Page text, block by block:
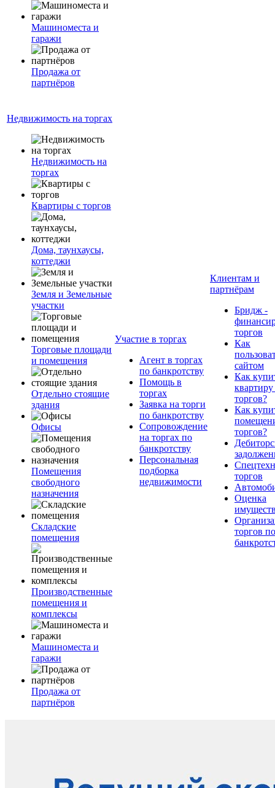
Машиноместа и
гаражи
Продажа от
партнёров
Недвижимость на торгах
Недвижимость на
торгах
Квартиры с торгов
Дома, таунхаусы,
коттеджи
Земля и Земельные
участки
Торговые площади
и помещения
Отдельно стоящие
здания
Офисы
Помещения
свободного
назначения
Складские
помещения
Производственные
помещения и
комплексы
Машиноместа и
гаражи
Продажа от
партнёров
Участие в торгах
Агент в торгах
по банкротству
Помощь в
торгах
Заявка на торги
по банкротству
Сопровождение
на торгах по
банкротству
Персональная
подборка
недвижимости
Клиентам и
партнёрам
Бридж -
торгов
Как
сайтом
Как
квартиру
торгов?
Как
торгов?
торгов
Оценка
торгов по